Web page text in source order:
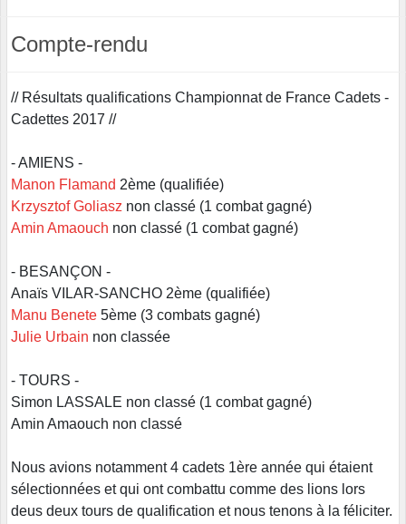
Compte-rendu
// Résultats qualifications Championnat de France Cadets -
Cadettes 2017 //
- AMIENS -
Manon Flamand 2ème (qualifiée)
Krzysztof Goliasz non classé (1 combat gagné)
Amin Amaouch non classé (1 combat gagné)
- BESANÇON -
Anaïs VILAR-SANCHO 2ème (qualifiée)
Manu Benete 5ème (3 combats gagné)
Julie Urbain non classée
- TOURS -
Simon LASSALE non classé (1 combat gagné)
Amin Amaouch non classé
Nous avions notamment 4 cadets 1ère année qui étaient
sélectionnées et qui ont combattu comme des lions lors
deus deux tours de qualification et nous tenons à la féliciter.